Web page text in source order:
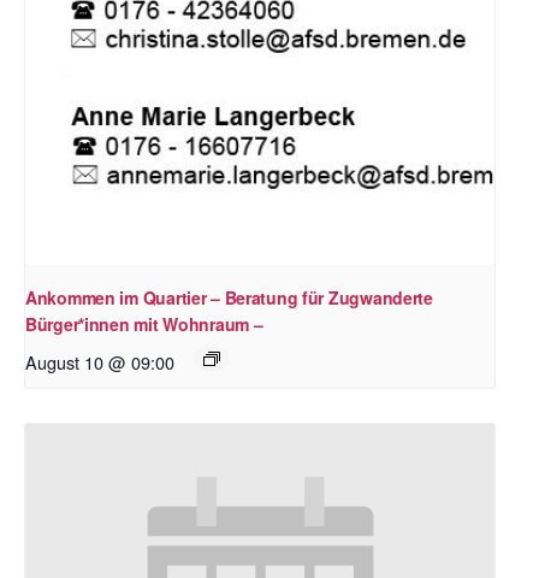
Ankommen im Quartier – Beratung für Zugwanderte
Bürger*innen mit Wohnraum –
August 10 @ 09:00